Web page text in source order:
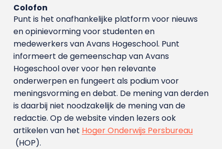
Colofon
Punt is het onafhankelijke platform voor nieuws
en opinievorming voor studenten en
medewerkers van Avans Hoge­school. Punt
informeert de gemeenschap van Avans
Hogeschool over voor hen relevante
onderwerpen en fungeert als podium voor
meningsvorming en debat. De mening van derden
is daarbij niet noodzakelijk de mening van de
redactie. Op de website vinden lezers ook
artikelen van het Hoger Onderwijs Persbureau
(HOP).